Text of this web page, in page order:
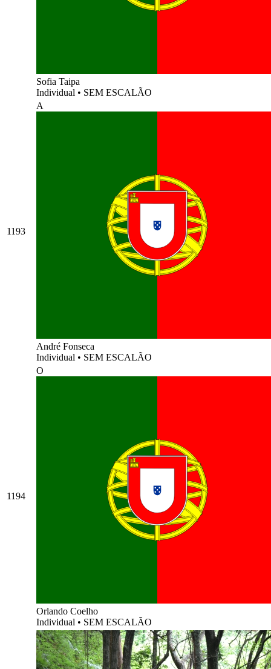
Sofia Taipa
Individual • SEM ESCALÃO
1193
A
André Fonseca
Individual • SEM ESCALÃO
1194
O
Orlando Coelho
Individual • SEM ESCALÃO